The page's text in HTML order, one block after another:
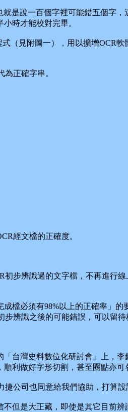
說一百個字裡可能錯五個字，
時才能校對完畢。
見附圖一），用以擴增OCR軟
正確字串。
經文檔的正確度。
辨識過的文字檔，不再進行線
必須有98%以上的正確率」的
辨識之後的可能錯誤，可以留待
灣史料數位化研討會」上，李
利做好字形切割，甚至圈點亦可
司也同意給我們協助，打算設
是大正藏，即使是其它目前辨